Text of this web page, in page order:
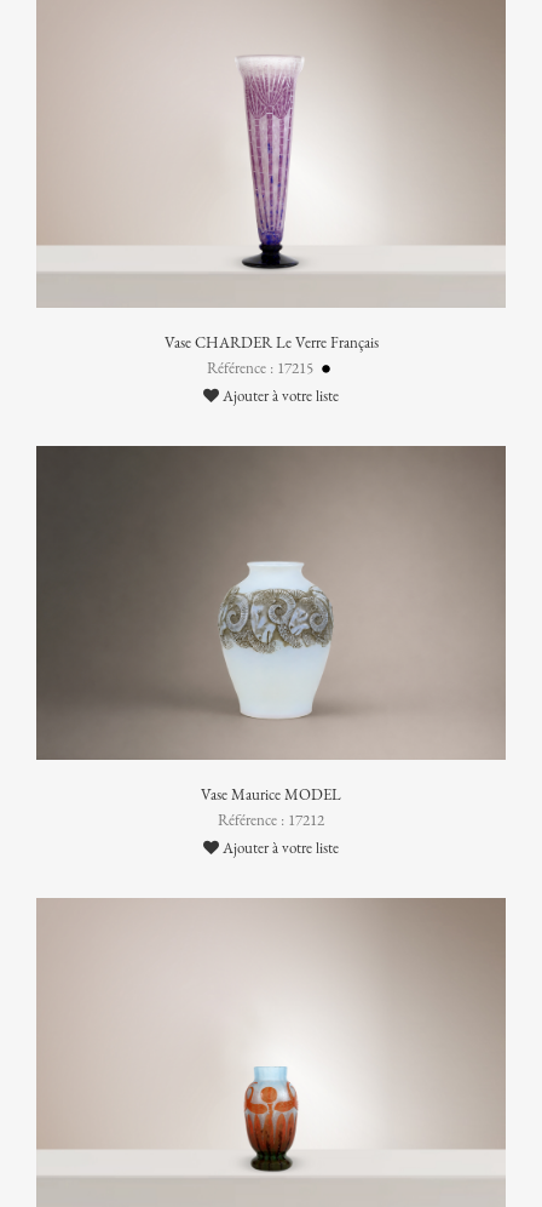
Vase CHARDER Le Verre Français
Référence : 17215
Ajouter à votre liste
Vase Maurice MODEL
Référence : 17212
Ajouter à votre liste